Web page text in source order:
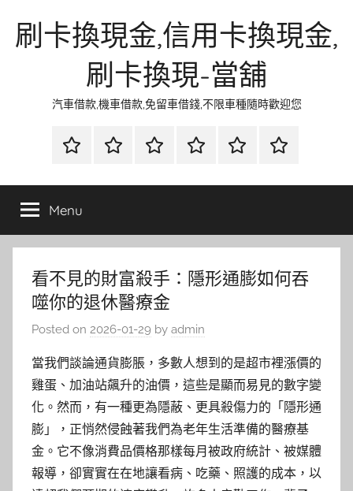
刷卡換現金,信用卡換現金,
刷卡換現-當舖
汽車借款,機車借款,免留車借錢,不限車種隨時歡迎您
首
當
金
網
資
流
時
環
清
聯
徵
Menu
看不見的財富殺手：隱形通膨如何吞
噬你的退休醫療金
Posted on 2026-01-29 by admin
當我們談論通貨膨脹，多數人想到的是超市裡漲價的
雞蛋、加油站飆升的油價，這些是顯而易見的數字變
化。然而，有一種更為隱蔽、更具殺傷力的「隱形通
膨」，正悄然侵蝕著我們為老年生活準備的醫療基
金。它不像消費品價格那樣每月被政府統計、被媒體
報導，卻實實在在地讓看病、吃藥、照護的成本，以